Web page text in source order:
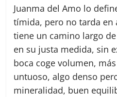
Juanma del Amo lo
tímida, pero no tarda en
tiene un camino largo
en su justa medida, sin
boca coge volumen,
untuoso, algo denso
mineralidad, buen